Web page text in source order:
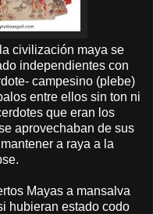
civilización maya se
independientes con
campesino (plebe)
entre ellos sin ton ni
que eran los
aprovechaban de sus
a raya a la
Mayas a mansalva
hubieran estado codo